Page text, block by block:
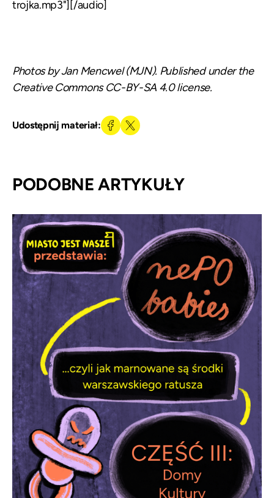
trojka.mp3"][/audio]
Photos by Jan Mencwel (MJN). Published under the
Creative Commons CC-BY-SA 4.0 license.
Udostępnij materiał:
PODOBNE ARTYKUŁY